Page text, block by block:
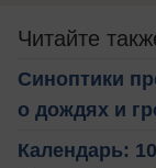
Читайте
Синоптики
о дождях и
Календарь: